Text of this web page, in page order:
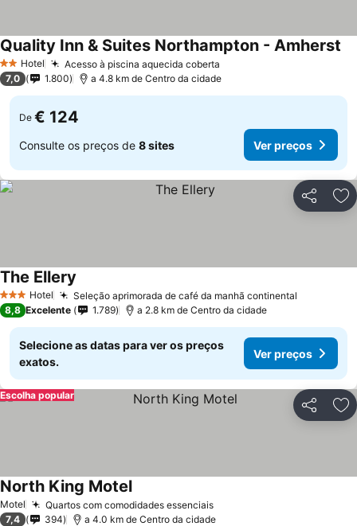
2 Estrelas
Hotel Acesso à piscina aquecida coberta
Quality Inn & Suites Northampton - Amherst
7,0 1.800 a 4.8 km de Centro da cidade
De € 124
Consulte os preços de 8 sites Ver preços
Partilhar
3 EstrelasHotel Seleção aprimorada de café da manhã continental
The Ellery
8,8 Excelente 1.789 a 2.8 km de Centro da cidade
Selecione as datas para ver os preços
exatos.
Ver preços
Partilhar
Escolha popular
Motel Quartos com comodidades essenciaisVer preços
North King MotelVer preços
7,4 394 a 4.0 km de Centro da cidade